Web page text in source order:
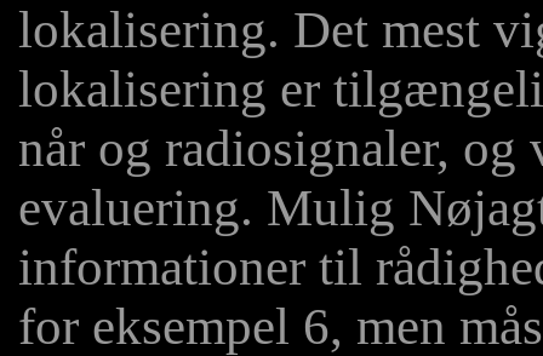
lokalisering. Det mest
lokalisering er
når og radiosignaler,
evaluering. Mulig
informationer til
for eksempel 6, men